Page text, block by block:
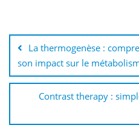
de
l’article
La thermogenèse :
son impact sur le
Contrast therapy :